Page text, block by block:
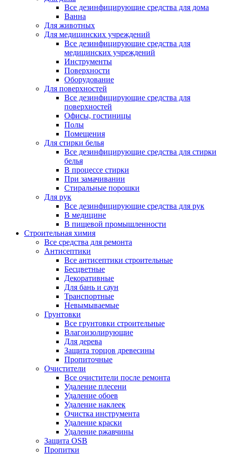
Все дезинфицирующие средства для дома
Ванна
Для животных
Для медицинских учреждений
Все дезинфицирующие средства для
медицинских учреждений
Инструменты
Поверхности
Оборудование
Для поверхностей
Все дезинфицирующие средства для
поверхностей
Офисы, гостиницы
Полы
Помещения
Для стирки белья
Все дезинфицирующие средства для стирки
белья
В процессе стирки
При замачивании
Стиральные порошки
Для рук
Все дезинфицирующие средства для рук
В медицине
В пищевой промышленности
Строительная химия
Все средства для ремонта
Антисептики
Все антисептики строительные
Бесцветные
Декоративные
Для бань и саун
Транспортные
Невымываемые
Грунтовки
Все грунтовки строительные
Влагоизолирующие
Для дерева
Защита торцов древесины
Пропиточные
Очистители
Все очистители после ремонта
Удаление плесени
Удаление обоев
Удаление наклеек
Очистка инструмента
Удаление краски
Удаление ржавчины
Защита OSB
Пропитки